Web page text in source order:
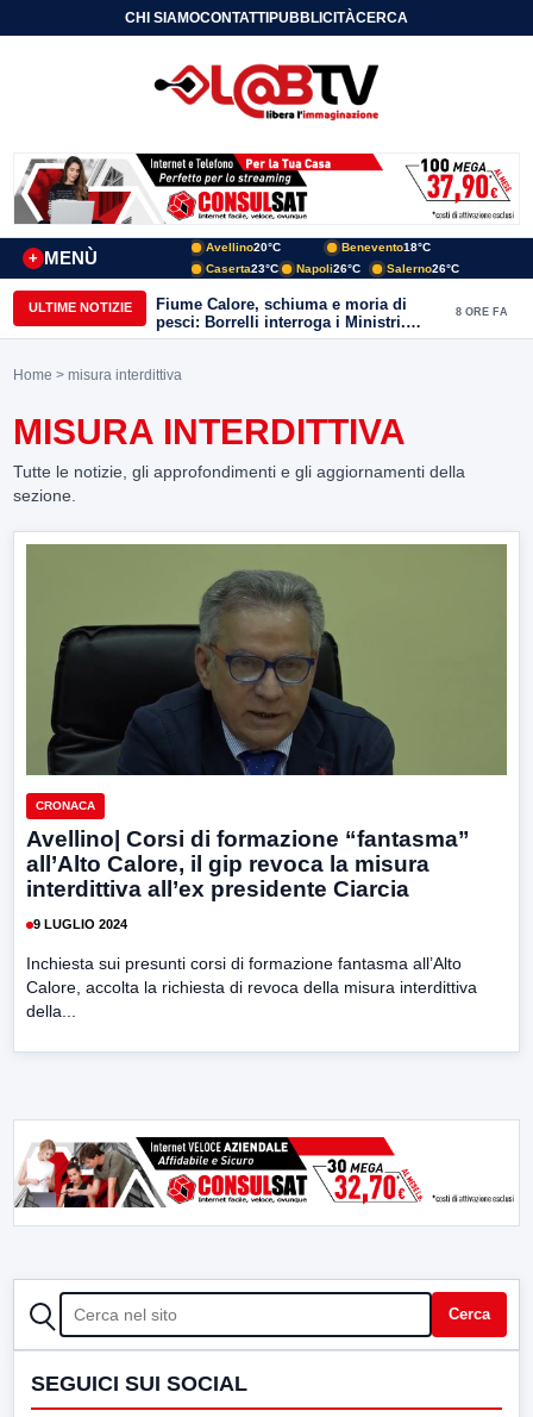
CHI SIAMOCONTATTIPUBBLICITÀCERCA
MENÙ
+
Avellino20°C Benevento18°C
Caserta23°C Napoli26°C Salerno26°C
ULTIME NOTIZIE
Fiume Calore, schiuma e moria di
pesci: Borrelli interroga i Ministri.
“Benevento paga l’assenza del
8 ORE FA
Home > misura interdittiva
MISURA INTERDITTIVA
Tutte le notizie, gli approfondimenti e gli aggiornamenti della
sezione.
CRONACA
Avellino| Corsi di formazione “fantasma”
all’Alto Calore, il gip revoca la misura
interdittiva all’ex presidente Ciarcia
9 LUGLIO 2024
Inchiesta sui presunti corsi di formazione fantasma all’Alto
Calore, accolta la richiesta di revoca della misura interdittiva
della...
CERCA Cerca
SEGUICI SUI SOCIAL